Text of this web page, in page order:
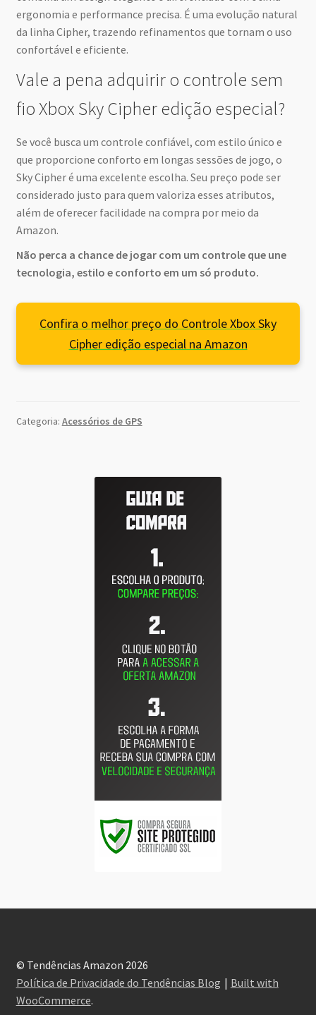
ergonomia e performance precisa. É uma evolução natural
da linha Cipher, trazendo refinamentos que tornam o uso
confortável e eficiente.
Vale a pena adquirir o controle sem
fio Xbox Sky Cipher edição especial?
Se você busca um controle confiável, com estilo único e
que proporcione conforto em longas sessões de jogo, o
Sky Cipher é uma excelente escolha. Seu preço pode ser
considerado justo para quem valoriza esses atributos,
além de oferecer facilidade na compra por meio da
Amazon.
Não perca a chance de jogar com um controle que une
tecnologia, estilo e conforto em um só produto.
Confira o melhor preço do Controle Xbox Sky
Cipher edição especial na Amazon
Categoria: Acessórios de GPS
© Tendências Amazon 2026
Política de Privacidade do Tendências Blog
Built with
WooCommerce.